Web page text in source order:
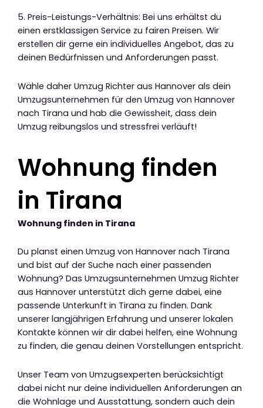
5. Preis-Leistungs-Verhältnis: Bei uns erhältst du
einen erstklassigen Service zu fairen Preisen. Wir
erstellen dir gerne ein individuelles Angebot, das zu
deinen Bedürfnissen und Anforderungen passt.
Wähle daher Umzug Richter aus Hannover als dein
Umzugsunternehmen für den Umzug von Hannover
nach Tirana und hab die Gewissheit, dass dein
Umzug reibungslos und stressfrei verläuft!
Wohnung finden
in Tirana
Wohnung finden in Tirana
Du planst einen Umzug von Hannover nach Tirana
und bist auf der Suche nach einer passenden
Wohnung? Das Umzugsunternehmen Umzug Richter
aus Hannover unterstützt dich gerne dabei, eine
passende Unterkunft in Tirana zu finden. Dank
unserer langjährigen Erfahrung und unserer lokalen
Kontakte können wir dir dabei helfen, eine Wohnung
zu finden, die genau deinen Vorstellungen entspricht.
Unser Team von Umzugsexperten berücksichtigt
dabei nicht nur deine individuellen Anforderungen an
die Wohnlage und Ausstattung, sondern auch dein